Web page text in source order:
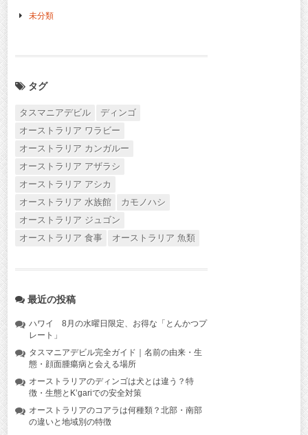
未分類
タグ
タスマニアデビル
ディンゴ
オーストラリア ワラビー
オーストラリア カンガルー
オーストラリア アザラシ
オーストラリア アシカ
オーストラリア 水族館
カモノハシ
オーストラリア ジュゴン
オーストラリア 食事
オーストラリア 魚類
最近の投稿
ハワイ 8月の水曜日限定、お得な「とんかつプ
レート」
タスマニアデビル完全ガイド｜名前の由来・生
態・顔面腫瘍病と会える場所
オーストラリアのディンゴは犬とは違う？特
徴・生態とK’gariでの安全対策
オーストラリアのコアラは何種類？北部・南部
の違いと地域別の特徴